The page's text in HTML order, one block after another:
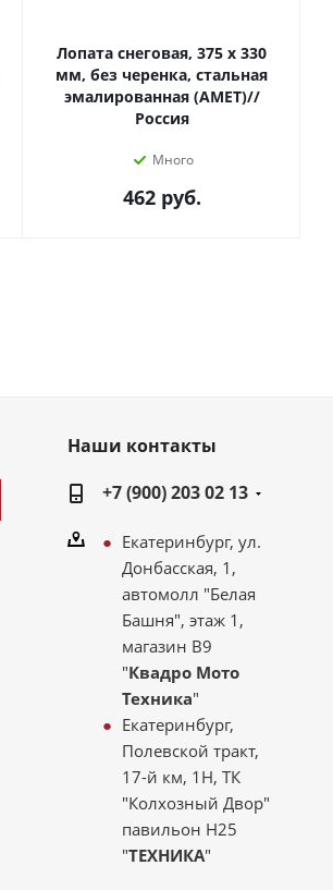
Лопата снеговая, 375 х 330
мм, без черенка, стальная
эмалированная (АМЕТ)//
Россия
Много
462руб.
Наши контакты
+7 (900) 203 02 13
Екатеринбург, ул.
Донбасская, 1,
автомолл "Белая
Башня", этаж 1,
магазин В9
"Квадро Мото
Техника"
Екатеринбург,
Полевской тракт,
17-й км, 1Н, ТК
"Колхозный Двор"
павильон Н25
"ТЕХНИКА"